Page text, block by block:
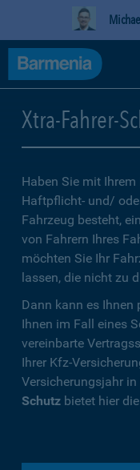
Xtra-Fahrer-
Haben Sie mit Ihrem
Haftpflicht- und/
Fahrzeug besteht,
von Fahrern Ihres
möchten Sie Ihr
lassen, die nicht zu
Dann kann es Ihnen
Ihnen im Fall eines
vereinbarte
Ihrer Kfz-
Versicherungsjahr
Schutz bietet hier